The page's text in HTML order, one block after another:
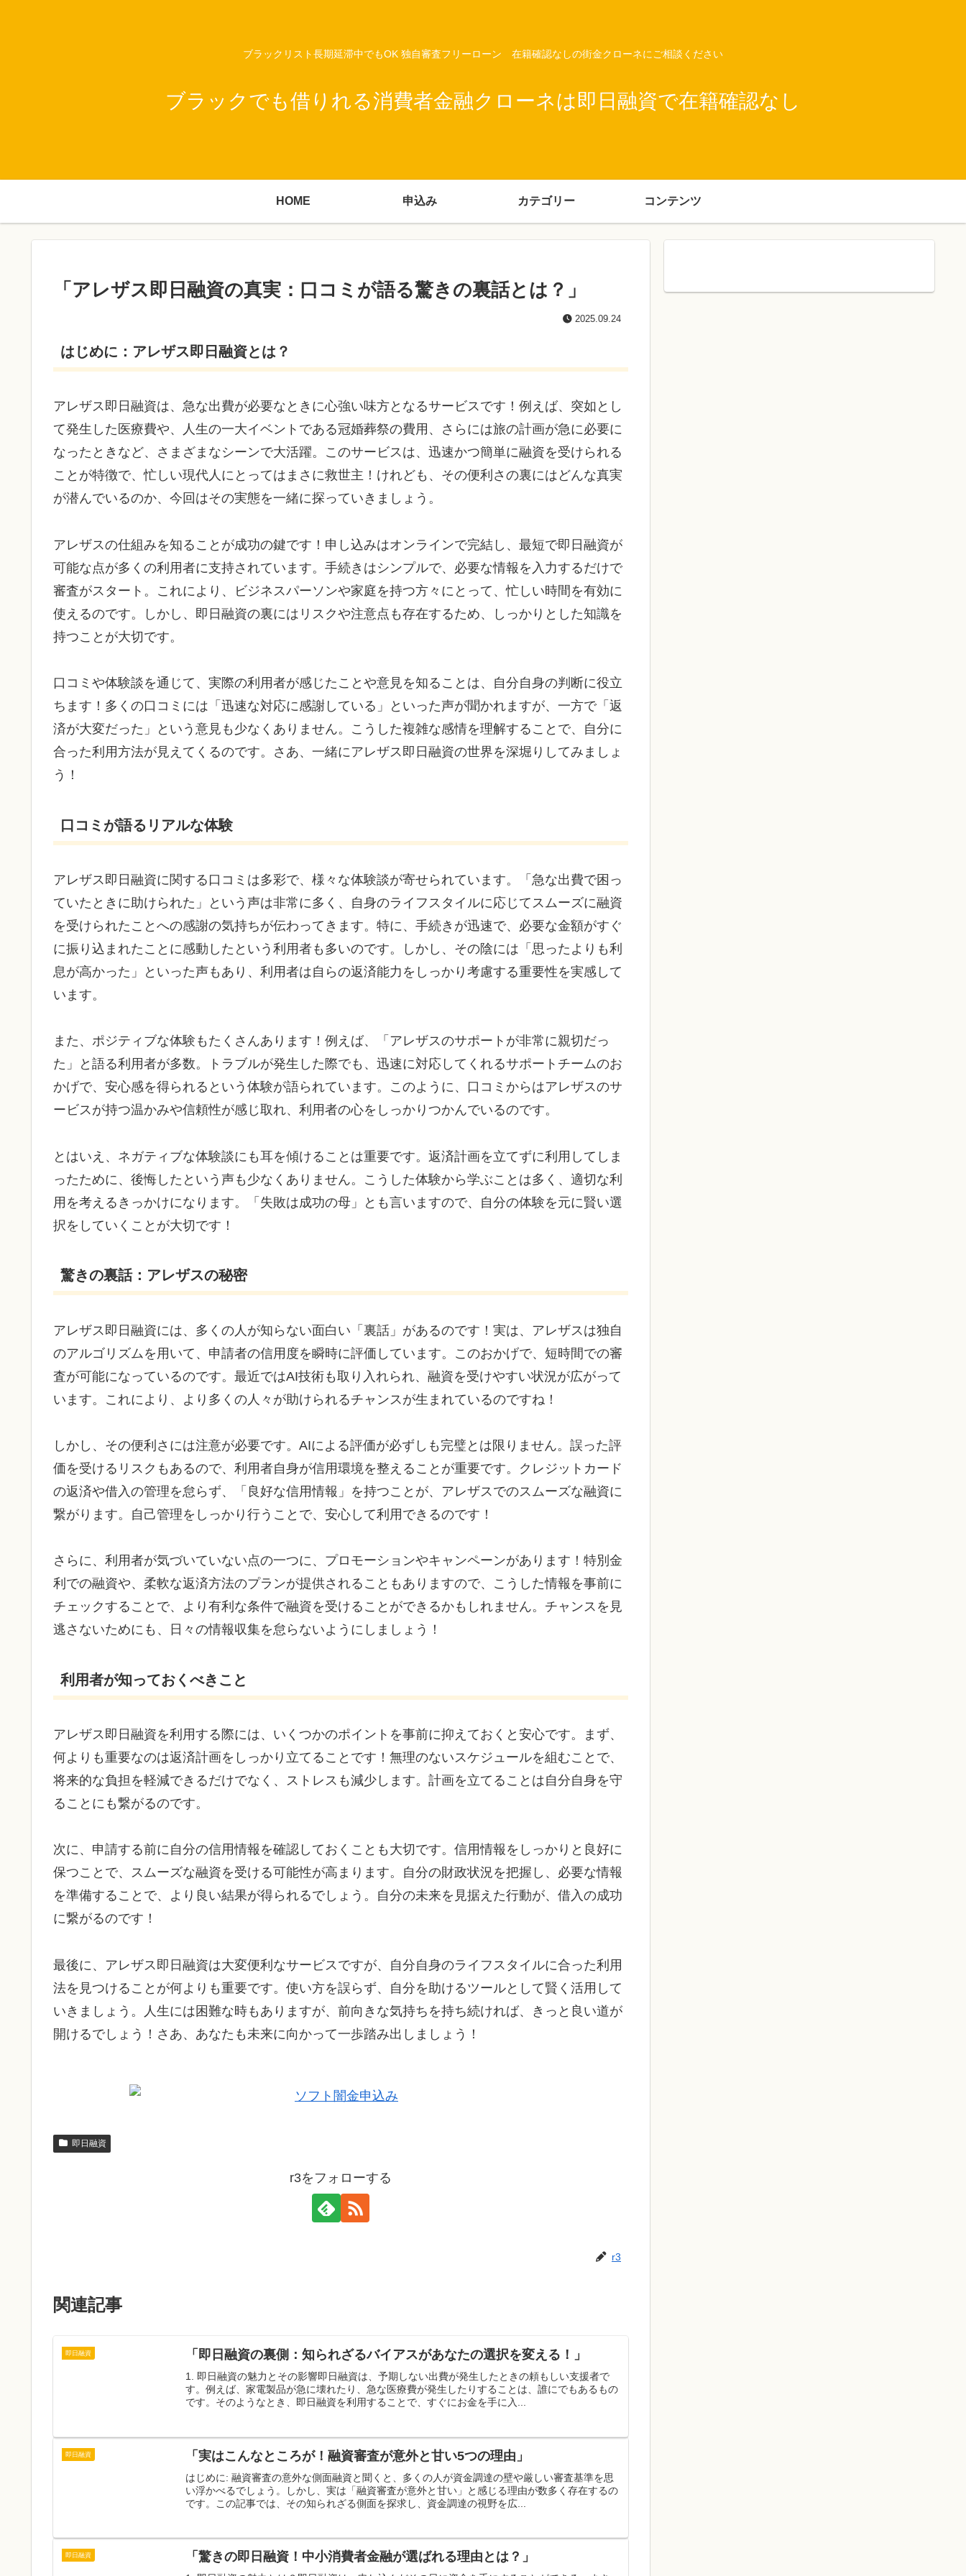
ブラックリスト長期延滞中でもOK 独自審査フリーローン 在籍確認なしの街金クローネにご相談ください
ブラックでも借りれる消費者金融クローネは即日融資で在籍確認なし
HOME 申込み カテゴリー コンテンツ
「アレザス即日融資の真実：口コミが語る驚きの裏話とは？」
2025.09.24
はじめに：アレザス即日融資とは？
アレザス即日融資は、急な出費が必要なときに心強い味方となるサービスです！例えば、突如とし
て発生した医療費や、人生の一大イベントである冠婚葬祭の費用、さらには旅の計画が急に必要に
なったときなど、さまざまなシーンで大活躍。このサービスは、迅速かつ簡単に融資を受けられる
ことが特徴で、忙しい現代人にとってはまさに救世主！けれども、その便利さの裏にはどんな真実
が潜んでいるのか、今回はその実態を一緒に探っていきましょう。
アレザスの仕組みを知ることが成功の鍵です！申し込みはオンラインで完結し、最短で即日融資が
可能な点が多くの利用者に支持されています。手続きはシンプルで、必要な情報を入力するだけで
審査がスタート。これにより、ビジネスパーソンや家庭を持つ方々にとって、忙しい時間を有効に
使えるのです。しかし、即日融資の裏にはリスクや注意点も存在するため、しっかりとした知識を
持つことが大切です。
口コミや体験談を通じて、実際の利用者が感じたことや意見を知ることは、自分自身の判断に役立
ちます！多くの口コミには「迅速な対応に感謝している」といった声が聞かれますが、一方で「返
済が大変だった」という意見も少なくありません。こうした複雑な感情を理解することで、自分に
合った利用方法が見えてくるのです。さあ、一緒にアレザス即日融資の世界を深堀りしてみましょ
う！
口コミが語るリアルな体験
アレザス即日融資に関する口コミは多彩で、様々な体験談が寄せられています。「急な出費で困っ
ていたときに助けられた」という声は非常に多く、自身のライフスタイルに応じてスムーズに融資
を受けられたことへの感謝の気持ちが伝わってきます。特に、手続きが迅速で、必要な金額がすぐ
に振り込まれたことに感動したという利用者も多いのです。しかし、その陰には「思ったよりも利
息が高かった」といった声もあり、利用者は自らの返済能力をしっかり考慮する重要性を実感して
います。
また、ポジティブな体験もたくさんあります！例えば、「アレザスのサポートが非常に親切だっ
た」と語る利用者が多数。トラブルが発生した際でも、迅速に対応してくれるサポートチームのお
かげで、安心感を得られるという体験が語られています。このように、口コミからはアレザスのサ
ービスが持つ温かみや信頼性が感じ取れ、利用者の心をしっかりつかんでいるのです。
とはいえ、ネガティブな体験談にも耳を傾けることは重要です。返済計画を立てずに利用してしま
ったために、後悔したという声も少なくありません。こうした体験から学ぶことは多く、適切な利
用を考えるきっかけになります。「失敗は成功の母」とも言いますので、自分の体験を元に賢い選
択をしていくことが大切です！
驚きの裏話：アレザスの秘密
アレザス即日融資には、多くの人が知らない面白い「裏話」があるのです！実は、アレザスは独自
のアルゴリズムを用いて、申請者の信用度を瞬時に評価しています。このおかげで、短時間での審
査が可能になっているのです。最近ではAI技術も取り入れられ、融資を受けやすい状況が広がって
います。これにより、より多くの人々が助けられるチャンスが生まれているのですね！
しかし、その便利さには注意が必要です。AIによる評価が必ずしも完璧とは限りません。誤った評
価を受けるリスクもあるので、利用者自身が信用環境を整えることが重要です。クレジットカード
の返済や借入の管理を怠らず、「良好な信用情報」を持つことが、アレザスでのスムーズな融資に
繋がります。自己管理をしっかり行うことで、安心して利用できるのです！
さらに、利用者が気づいていない点の一つに、プロモーションやキャンペーンがあります！特別金
利での融資や、柔軟な返済方法のプランが提供されることもありますので、こうした情報を事前に
チェックすることで、より有利な条件で融資を受けることができるかもしれません。チャンスを見
逃さないためにも、日々の情報収集を怠らないようにしましょう！
利用者が知っておくべきこと
アレザス即日融資を利用する際には、いくつかのポイントを事前に抑えておくと安心です。まず、
何よりも重要なのは返済計画をしっかり立てることです！無理のないスケジュールを組むことで、
将来的な負担を軽減できるだけでなく、ストレスも減少します。計画を立てることは自分自身を守
ることにも繋がるのです。
次に、申請する前に自分の信用情報を確認しておくことも大切です。信用情報をしっかりと良好に
保つことで、スムーズな融資を受ける可能性が高まります。自分の財政状況を把握し、必要な情報
を準備することで、より良い結果が得られるでしょう。自分の未来を見据えた行動が、借入の成功
に繋がるのです！
最後に、アレザス即日融資は大変便利なサービスですが、自分自身のライフスタイルに合った利用
法を見つけることが何よりも重要です。使い方を誤らず、自分を助けるツールとして賢く活用して
いきましょう。人生には困難な時もありますが、前向きな気持ちを持ち続ければ、きっと良い道が
開けるでしょう！さあ、あなたも未来に向かって一歩踏み出しましょう！
即日融資
r3をフォローする
r3
関連記事
即日融資 「即日融資の裏側：知られざるバイアスがあなたの選択を変える！」
1. 即日融資の魅力とその影響即日融資は、予期しない出費が発生したときの頼もしい支援者で
す。例えば、家電製品が急に壊れたり、急な医療費が発生したりすることは、誰にでもあるもの
です。そのようなとき、即日融資を利用することで、すぐにお金を手に入...
即日融資 「実はこんなところが！融資審査が意外と甘い5つの理由」
はじめに: 融資審査の意外な側面融資と聞くと、多くの人が資金調達の壁や厳しい審査基準を思
い浮かべるでしょう。しかし、実は「融資審査が意外と甘い」と感じる理由が数多く存在するの
です。この記事では、その知られざる側面を探求し、資金調達の視野を広...
即日融資 「驚きの即日融資！中小消費者金融が選ばれる理由とは？」